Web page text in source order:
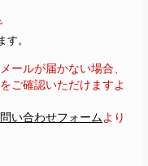
。
ルが届かない場合、
ご確認いただけますよ
い合わせフォームより